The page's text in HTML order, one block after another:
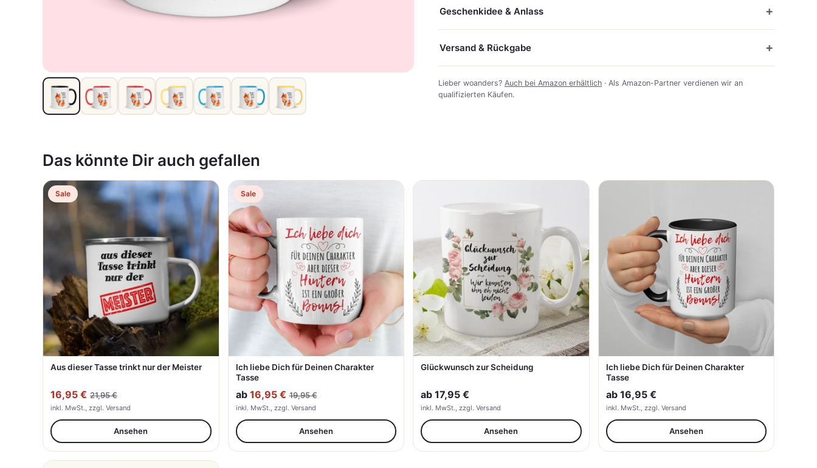
Geschenkidee & Anlass
Versand & Rückgabe
Lieber woanders?Auch bei Amazon erhältlich · Als Amazon-Partner verdienen wir an
qualifizierten Käufen.
Das könnte Dir auch gefallen
Sale
Aus dieser Tasse trinkt nur der Meister
16,95 € 21,95 €
inkl. MwSt., zzgl. Versand
Ansehen
Sale
Ich liebe Dich für Deinen Charakter
Tasse
ab 16,95 € 19,95 €
inkl. MwSt., zzgl. Versand
Ansehen
Glückwunsch zur Scheidung
ab 17,95 €
inkl. MwSt., zzgl. Versand
Ansehen
Ich liebe Dich für Deinen Charakter
Tasse
ab 16,95 €
inkl. MwSt., zzgl. Versand
Ansehen